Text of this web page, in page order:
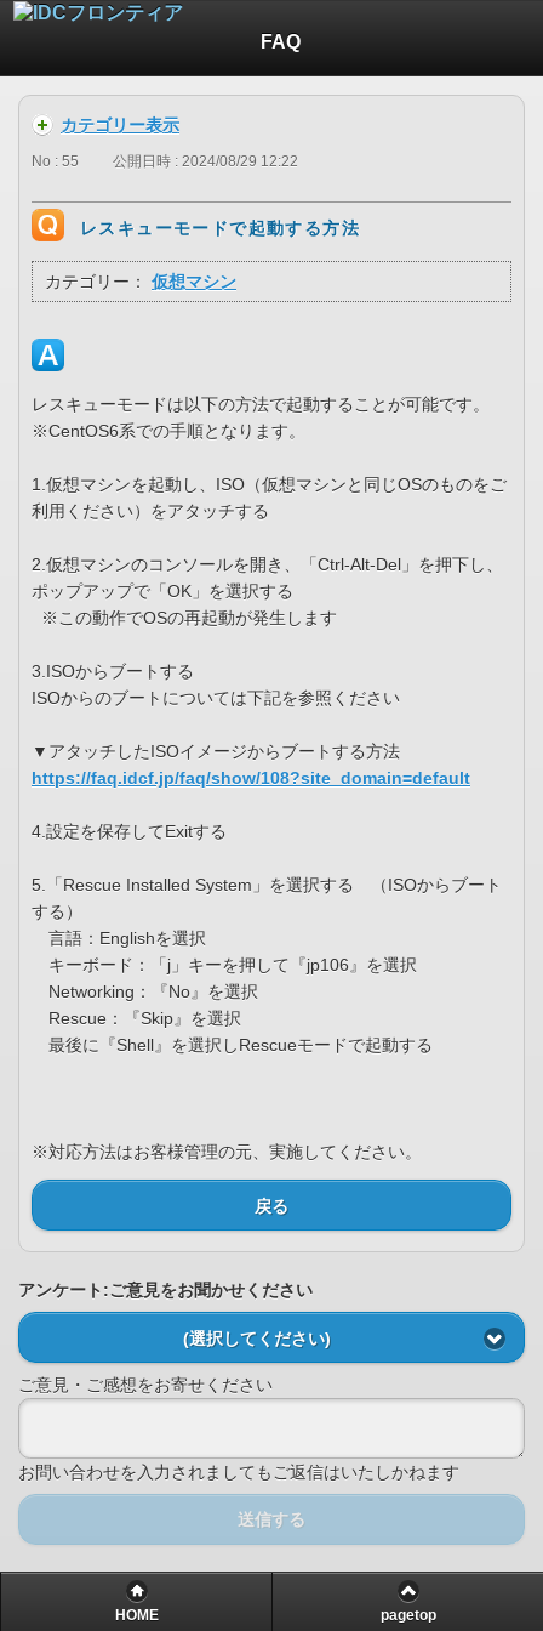
FAQ
カテゴリー表示
No : 55 公開日時 : 2024/08/29 12:22
レスキューモードで起動する方法
カテゴリー： 仮想マシン
レスキューモードは以下の方法で起動することが可能です。
※CentOS6系での手順となります。
1.仮想マシンを起動し、ISO（仮想マシンと同じOSのものをご
利用ください）をアタッチする
2.仮想マシンのコンソールを開き、「Ctrl-Alt-Del」を押下し、
ポップアップで「OK」を選択する
※この動作でOSの再起動が発生します
3.ISOからブートする
ISOからのブートについては下記を参照ください
▼アタッチしたISOイメージからブートする方法
https://faq.idcf.jp/faq/show/108?site_domain=default
4.設定を保存してExitする
5.「Rescue Installed System」を選択する （ISOからブート
する）
言語：Englishを選択
キーボード：「j」キーを押して『jp106』を選択
Networking：『No』を選択
Rescue：『Skip』を選択
最後に『Shell』を選択しRescueモードで起動する
※対応方法はお客様管理の元、実施してください。
戻る
アンケート:ご意見をお聞かせください
(選択してください)
ご意見・ご感想をお寄せください
お問い合わせを入力されましてもご返信はいたしかねます
送信する
HOME pagetop